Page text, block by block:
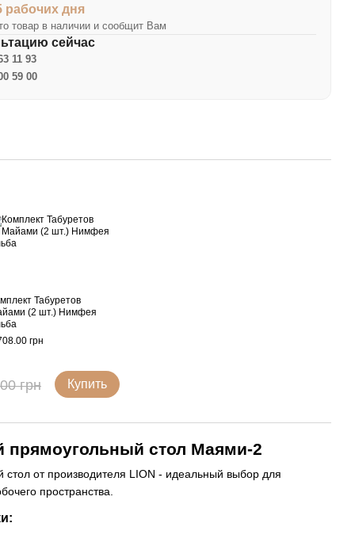
рабочих дня
товар в наличии и сообщит Вам
сейчас
11 93
59 00
Табуретов
(2 шт.) Нимфея
грн
грн
Купить
прямоугольный стол Маями-2
от производителя LION - идеальный выбор для
пространства.